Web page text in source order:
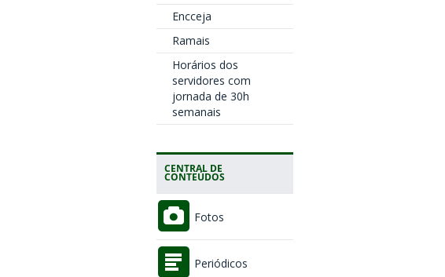
Encceja
Ramais
Horários dos
servidores com
jornada de 30h
semanais
CENTRAL DE
CONTEÚDOS
Fotos
Periódicos